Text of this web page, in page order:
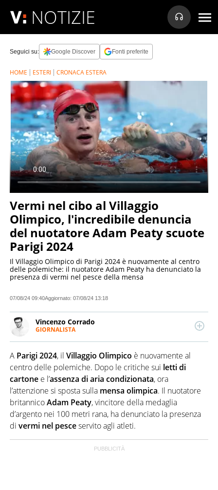
NOTIZIE
Seguici su: Google Discover Fonti preferite
HOME ESTERI CRONACA ESTERA
Vermi nel cibo al Villaggio
Olimpico, l'incredibile denuncia
del nuotatore Adam Peaty scuote
Parigi 2024
Il Villaggio Olimpico di Parigi 2024 è nuovamente al centro
delle polemiche: il nuotatore Adam Peaty ha denunciato la
presenza di vermi nel pesce della mensa
07/08/24 09:40Aggiornato: 07/08/24 13:18
Vincenzo Corrado
GIORNALISTA
caporedattore per diverse testate locali e nazionali
occupandosi di cronaca, cultura e sport.
Attualmente direttore di una rivista di racconto
sportivo
A Parigi 2024, il Villaggio Olimpico è nuovamente al
centro delle polemiche. Dopo le critiche sui letti di
cartone e l’assenza di aria condizionata, ora
l’attenzione si sposta sulla mensa olimpica. Il nuotatore
britannicoAdam Peaty, vincitore della medaglia
d’argento nei 100 metri rana, ha denunciato la presenza
di vermi nel pesceservito agli atleti.